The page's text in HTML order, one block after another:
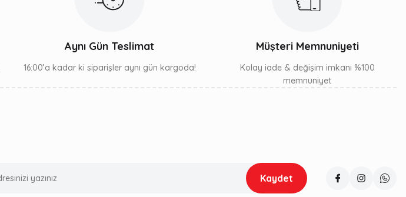
Aynı Gün Teslimat
16:00’a kadar ki siparişler aynı gün kargoda!
Müşteri Memnuniyeti
Kolay iade & değişim imkanı %100
memnuniyet
Kaydet